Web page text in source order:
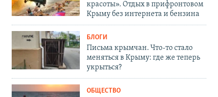
красоты». Отдых в прифронтовом
Крыму без интернета и бензина
БЛОГИ
Письма крымчан. Что-то стало
меняться в Крыму: где же теперь
укрыться?
ОБЩЕСТВО